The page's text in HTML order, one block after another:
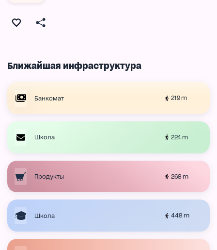
Ближайшая инфраструктура
Банкомат 219 m
Школа 224 m
Продукты 268 m
Школа 448 m